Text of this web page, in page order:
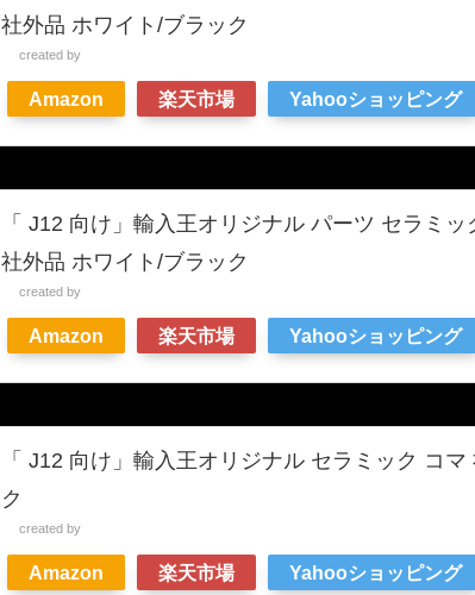
社外品 ホワイト/ブラック
created by
Amazon 楽天市場 Yahooショッピング
「 J12 向け」輸入王オリジナル パーツ セラミ
社外品 ホワイト/ブラック
created by
Amazon 楽天市場 Yahooショッピング
「 J12 向け」輸入王オリジナル セラミック コ
ク
created by
Amazon 楽天市場 Yahooショッピング